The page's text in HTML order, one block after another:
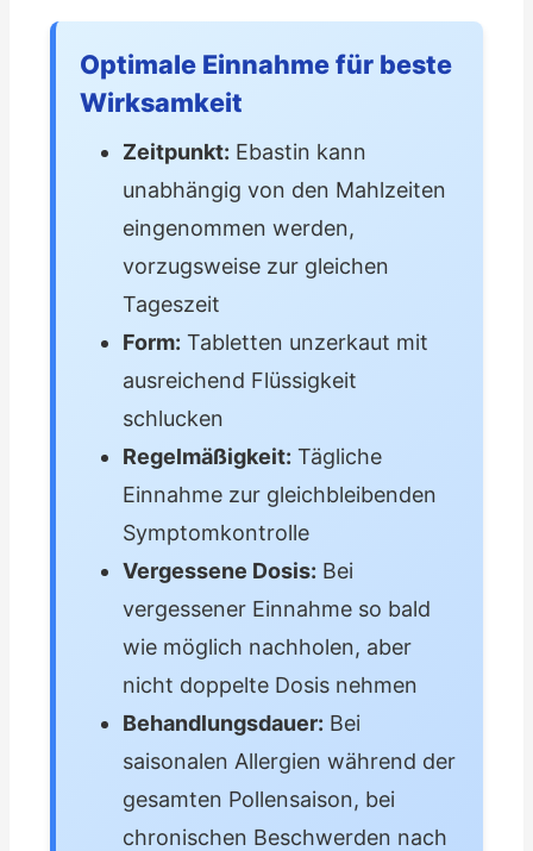
Optimale Einnahme für beste
Wirksamkeit
Zeitpunkt: Ebastin kann
unabhängig von den Mahlzeiten
eingenommen werden,
vorzugsweise zur gleichen
Tageszeit
Form: Tabletten unzerkaut mit
ausreichend Flüssigkeit
schlucken
Regelmäßigkeit: Tägliche
Einnahme zur gleichbleibenden
Symptomkontrolle
Vergessene Dosis: Bei
vergessener Einnahme so bald
wie möglich nachholen, aber
nicht doppelte Dosis nehmen
Behandlungsdauer: Bei
saisonalen Allergien während der
gesamten Pollensaison, bei
chronischen Beschwerden nach